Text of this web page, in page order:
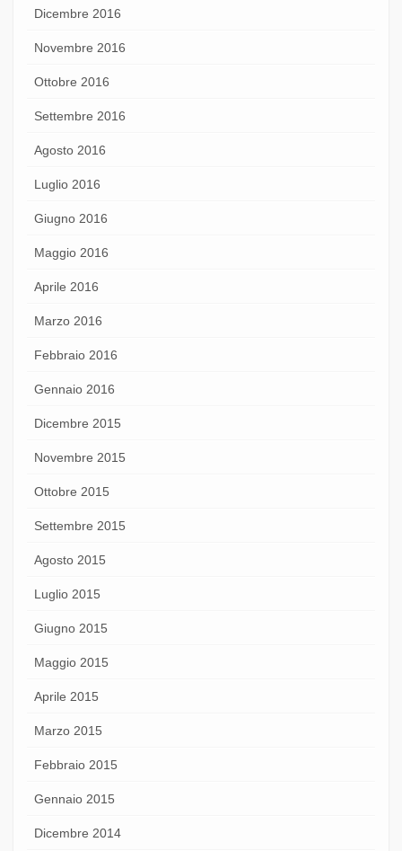
Dicembre 2016
Novembre 2016
Ottobre 2016
Settembre 2016
Agosto 2016
Luglio 2016
Giugno 2016
Maggio 2016
Aprile 2016
Marzo 2016
Febbraio 2016
Gennaio 2016
Dicembre 2015
Novembre 2015
Ottobre 2015
Settembre 2015
Agosto 2015
Luglio 2015
Giugno 2015
Maggio 2015
Aprile 2015
Marzo 2015
Febbraio 2015
Gennaio 2015
Dicembre 2014